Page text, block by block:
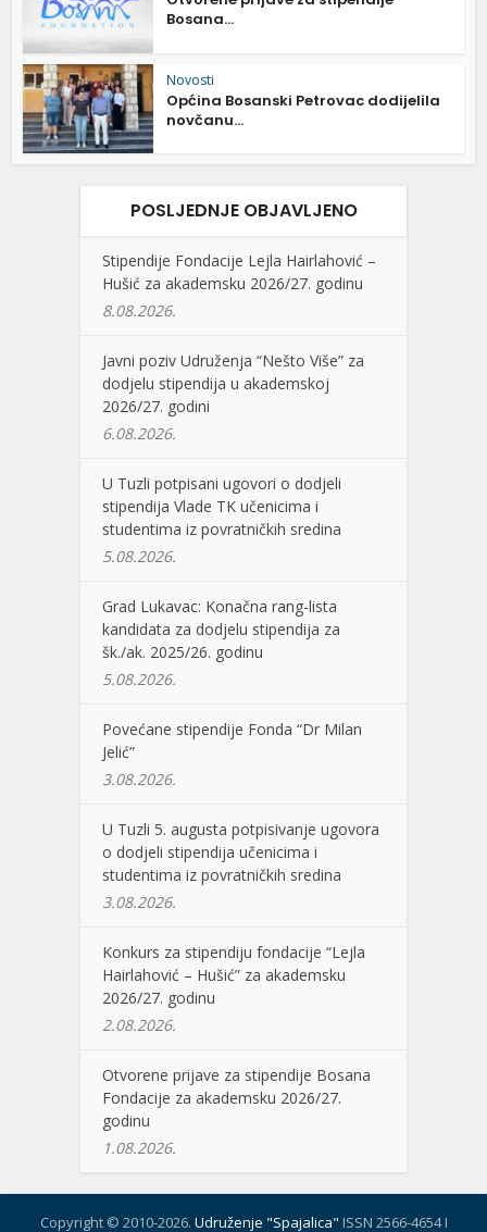
Bosana...
Novosti
Općina Bosanski Petrovac dodijelila
novčanu...
POSLJEDNJE OBJAVLJENO
Stipendije Fondacije Lejla Hairlahović –
Hušić za akademsku 2026/27. godinu
8.08.2026.
Javni poziv Udruženja “Nešto Više” za
dodjelu stipendija u akademskoj
2026/27. godini
6.08.2026.
U Tuzli potpisani ugovori o dodjeli
stipendija Vlade TK učenicima i
studentima iz povratničkih sredina
5.08.2026.
Grad Lukavac: Konačna rang-lista
kandidata za dodjelu stipendija za
šk./ak. 2025/26. godinu
5.08.2026.
Povećane stipendije Fonda “Dr Milan
Jelić”
3.08.2026.
U Tuzli 5. augusta potpisivanje ugovora
o dodjeli stipendija učenicima i
studentima iz povratničkih sredina
3.08.2026.
Konkurs za stipendiju fondacije “Lejla
Hairlahović – Hušić” za akademsku
2026/27. godinu
2.08.2026.
Otvorene prijave za stipendije Bosana
Fondacije za akademsku 2026/27.
godinu
1.08.2026.
Copyright © 2010-2026. Udruženje "Spajalica" ISSN 2566-4654 I